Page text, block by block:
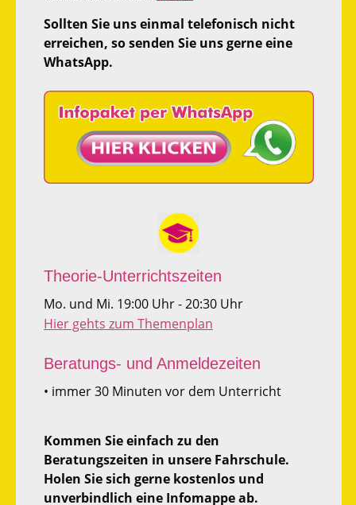
Sollten Sie uns einmal telefonisch nicht
erreichen, so senden Sie uns gerne eine
WhatsApp.
Theorie-Unterrichtszeiten
Mo. und Mi. 19:00 Uhr - 20:30 Uhr
Hier gehts zum Themenplan
Beratungs- und Anmeldezeiten
• immer 30 Minuten vor dem Unterricht
Kommen Sie einfach zu den
Beratungszeiten in unsere Fahrschule.
Holen Sie sich gerne kostenlos und
unverbindlich eine Infomappe ab.